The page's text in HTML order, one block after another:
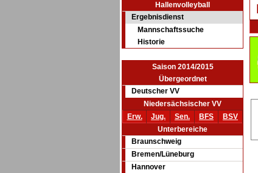
Hallenvolleyball
Ergebnisdienst
Mannschaftssuche
Historie
Saison 2014/2015
Übergeordnet
Deutscher VV
Niedersächsischer VV
Erw.
Jug. Sen. BFS
BSV
Unterbereiche
Braunschweig
Bremen/Lüneburg
Hannover